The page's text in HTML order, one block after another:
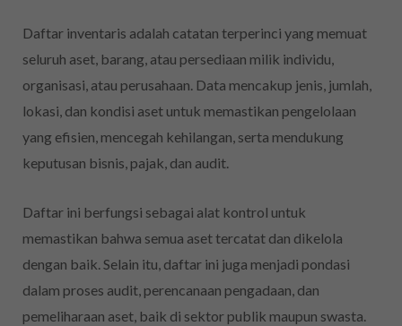
Daftar inventaris adalah catatan terperinci yang memuat
seluruh aset, barang, atau persediaan milik individu,
organisasi, atau perusahaan. Data mencakup jenis, jumlah,
lokasi, dan kondisi aset untuk memastikan pengelolaan
yang efisien, mencegah kehilangan, serta mendukung
keputusan bisnis, pajak, dan audit.
Daftar ini berfungsi sebagai alat kontrol untuk
memastikan bahwa semua aset tercatat dan dikelola
dengan baik. Selain itu, daftar ini juga menjadi pondasi
dalam proses audit, perencanaan pengadaan, dan
pemeliharaan aset, baik di sektor publik maupun swasta.